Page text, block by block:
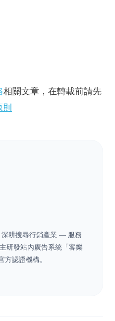
相關文章，在轉載前請先
深耕搜尋行銷產業 — 服務
研發站內廣告系統「客樂
方認證機構。